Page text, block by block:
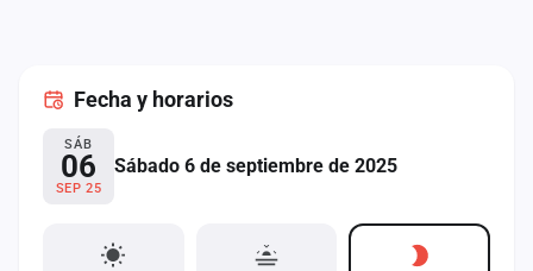
Fecha y horarios
SÁB
06
SEP 25
Sábado 6 de septiembre de 2025